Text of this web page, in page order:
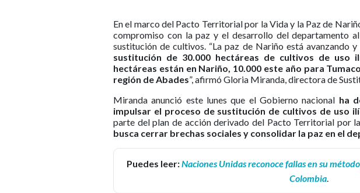
En el marco del Pacto Territorial por la Vida y la Paz de
compromiso con la paz y el desarrollo del departamento
sustitución de cultivos. “La paz de Nariño está avanzando
sustitución de 30.000 hectáreas de cultivos de uso
hectáreas están en Nariño, 10.000 este año para
región de Abades”, afirmó Gloria Miranda, directora de
Miranda anunció este lunes que el Gobierno nacional ha
impulsar el proceso de sustitución de cultivos de uso
parte del plan de acción derivado del Pacto Territorial por
busca cerrar brechas sociales y consolidar la paz en el
Puedes leer:Naciones Unidas reconoce fallas en su
Colombia.